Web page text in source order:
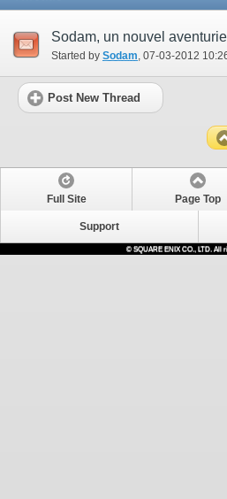
Sodam, un nouvel
Started by Sodam ‎, 07-03-2012
Post New Thread
Full Site Page Top
Support
© SQUARE ENIX CO., LTD. All